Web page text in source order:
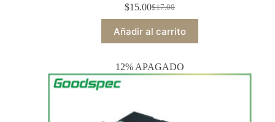
$17.00
$15.00
Añadir al carrito
12% APAGADO